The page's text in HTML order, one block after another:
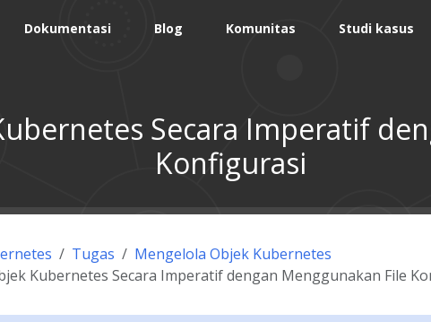
Dokumentasi Blog Komunitas Studi kasus
Secara Imperatif
Konfigurasi
Tugas
Mengelola Objek Kubernetes
Kubernetes Secara Imperatif dengan Menggunakan File